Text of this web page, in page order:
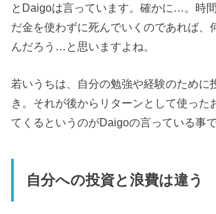
とDaigoは言っています。確かに…。時
だ金を使わずに死んでいくのであれば、
んだろう…と思いますよね。
若いうちは、自分の勉強や経験のために
き。それが後からリターンとして使った
てくるというのがDaigoの言っている事で
自分への投資と浪費は違う